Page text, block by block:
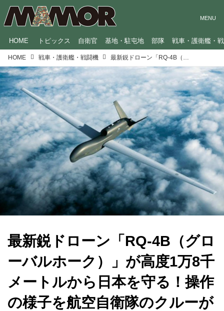
HOME トピックス 自衛官 基地・駐屯地 部隊 戦車・護衛艦・
HOME 戦車・護衛艦・戦闘機
最新鋭ドローン「RQ-4B（グロ
ーバルホーク）」が高度1万8千
メートルから日本を守る！操作
の様子を航空自衛隊のクルーが